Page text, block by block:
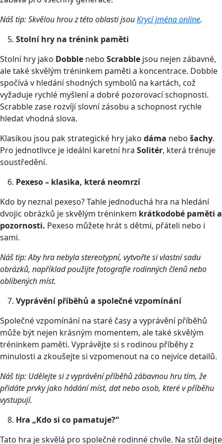
Náš tip: Skvělou hrou z této oblasti jsouKrycí jména online.
Stolní hry na trénink paměti
Stolní hry jako Dobble nebo Scrabble jsou nejen zábavné,
ale také skvělým tréninkem paměti a koncentrace. Dobble
spočívá v hledání shodných symbolů na kartách, což
vyžaduje rychlé myšlení a dobré pozorovací schopnosti.
Scrabble zase rozvíjí slovní zásobu a schopnost rychle
hledat vhodná slova.
Klasikou jsou pak strategické hry jako dáma nebo šachy.
Pro jednotlivce je ideální karetní hra Solitér, která trénuje
soustředění.
Pexeso – klasika, která neomrzí
Kdo by neznal pexeso? Tahle jednoduchá hra na hledání
dvojic obrázků je skvělým tréninkem krátkodobé paměti a
pozornosti. Pexeso můžete hrát s dětmi, přáteli nebo i
sami.
Náš tip: Aby hra nebyla stereotypní, vytvořte si vlastní sadu
obrázků, například použijte fotografie rodinných členů nebo
oblíbených míst.
Vyprávění příběhů a společné vzpomínání
Společné vzpomínání na staré časy a vyprávění příběhů
může být nejen krásným momentem, ale také skvělým
tréninkem paměti. Vyprávějte si s rodinou příběhy z
minulosti a zkoušejte si vzpomenout na co nejvíce detailů.
Náš tip: Udělejte si z vyprávění příběhů zábavnou hru tím, že
přidáte prvky jako hádání míst, dat nebo osob, které v příběhu
vystupují.
Hra „Kdo si co pamatuje?“
Tato hra je skvělá pro společné rodinné chvíle. Na stůl dejte